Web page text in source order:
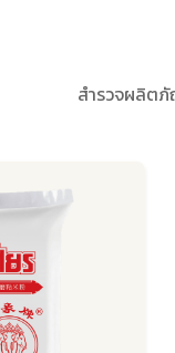
สำรวจผลิต